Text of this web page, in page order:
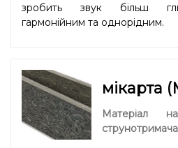
зробить звук більш
гармонійним та однорідним.
мікарта
Матеріал
струнотримача